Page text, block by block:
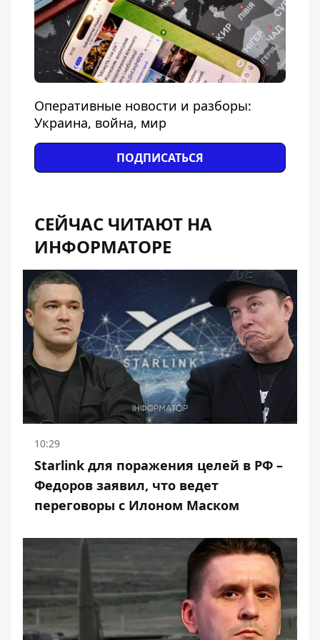
Оперативные новости и разборы:
Украина, война, мир
ПОДПИСАТЬСЯ
СЕЙЧАС ЧИТАЮТ НА
ИНФОРМАТОРЕ
10:29
Starlink для поражения целей в РФ –
Федоров заявил, что ведет
переговоры с Илоном Маском